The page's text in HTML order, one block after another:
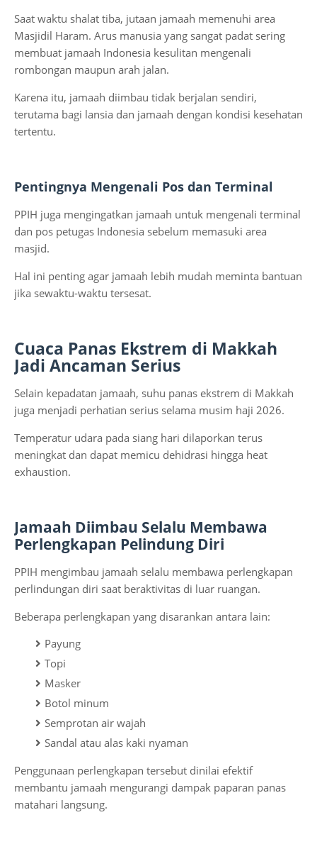
Saat waktu shalat tiba, jutaan jamaah memenuhi area
Masjidil Haram. Arus manusia yang sangat padat sering
membuat jamaah Indonesia kesulitan mengenali
rombongan maupun arah jalan.
Karena itu, jamaah diimbau tidak berjalan sendiri,
terutama bagi lansia dan jamaah dengan kondisi kesehatan
tertentu.
Pentingnya Mengenali Pos dan Terminal
PPIH juga mengingatkan jamaah untuk mengenali terminal
dan pos petugas Indonesia sebelum memasuki area
masjid.
Hal ini penting agar jamaah lebih mudah meminta bantuan
jika sewaktu-waktu tersesat.
Cuaca Panas Ekstrem di Makkah
Jadi Ancaman Serius
Selain kepadatan jamaah, suhu panas ekstrem di Makkah
juga menjadi perhatian serius selama musim haji 2026.
Temperatur udara pada siang hari dilaporkan terus
meningkat dan dapat memicu dehidrasi hingga heat
exhaustion.
Jamaah Diimbau Selalu Membawa
Perlengkapan Pelindung Diri
PPIH mengimbau jamaah selalu membawa perlengkapan
perlindungan diri saat beraktivitas di luar ruangan.
Beberapa perlengkapan yang disarankan antara lain:
Payung
Topi
Masker
Botol minum
Semprotan air wajah
Sandal atau alas kaki nyaman
Penggunaan perlengkapan tersebut dinilai efektif
membantu jamaah mengurangi dampak paparan panas
matahari langsung.